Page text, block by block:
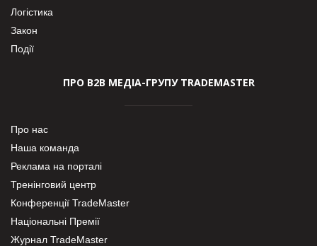
Логістика
Закон
Події
ПРО В2В МЕДІА-ГРУПУ TRADEMASTER
Про нас
Наша команда
Реклама на порталі
Тренінговий центр
Конференції TradeMaster
Національні Премії
Журнал TradeMaster